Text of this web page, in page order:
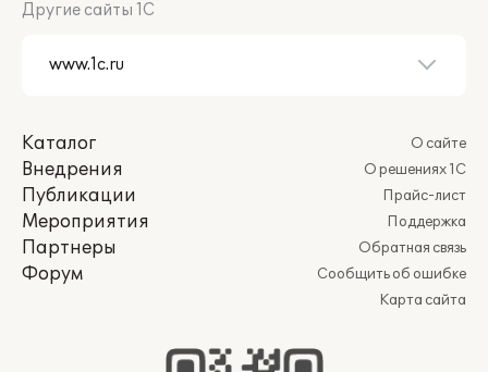
Другие сайты 1С
Каталог
Внедрения
Публикации
Мероприятия
Партнеры
Форум
О сайте
О решениях 1С
Прайс-лист
Поддержка
Обратная связь
Сообщить об ошибке
Карта сайта